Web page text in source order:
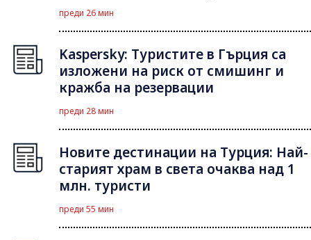
преди 26 мин
Kaspersky: Туристите в Гърция са
изложени на риск от смишинг и
кражба на резервации
преди 28 мин
Новите дестинации на Турция: Най-
старият храм в света очаква над 1
млн. туристи
преди 55 мин